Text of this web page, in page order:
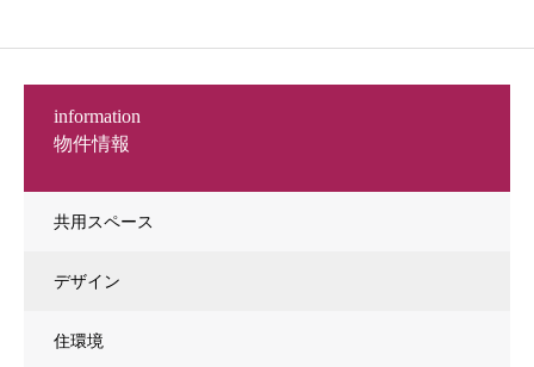
物件情報
information
共用スペース
デザイン
住環境